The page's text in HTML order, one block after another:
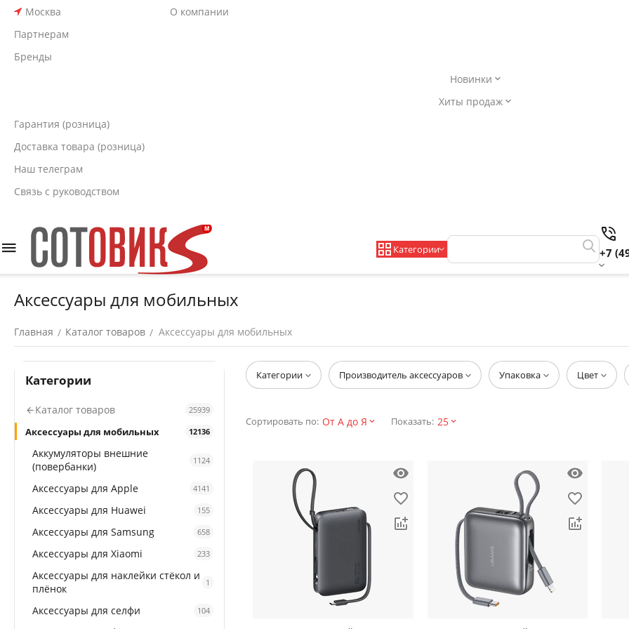
Москва
О компании
Партнерам
Бренды
Новинки
Хиты продаж
Гарантия (розница)
Доставка товара (розница)
Наш телеграм
Связь с руководством
Категории +7
Аксессуары для мобильных
Главная / Каталог товаров / Аксессуары для мобильных
Категории Производитель аксессуаров Упаковка Цвет
Сортировать по: От А до Я Показать: 25
Категории
Каталог товаров 25939
Аксессуары для мобильных 12136
Аккумуляторы внешние
(повербанки)
1124
Аксессуары для Apple 4141
Аксессуары для Huawei 155
Аксессуары для Samsung 658
Аксессуары для Xiaomi 233
Аксессуары для наклейки стёкол и
плёнок
1
Аксессуары для селфи 104